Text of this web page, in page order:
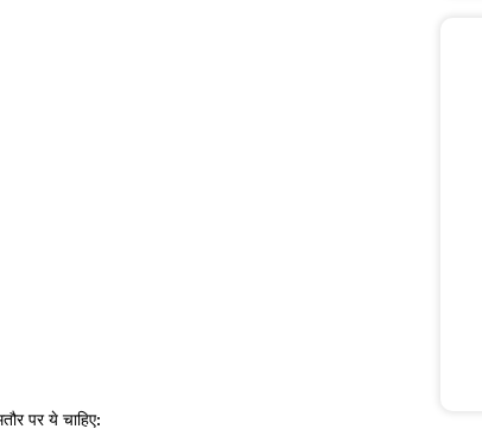
पर ये चाहिए: